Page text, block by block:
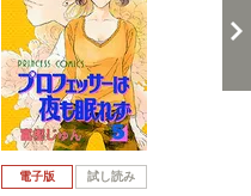
電子版 試し読み